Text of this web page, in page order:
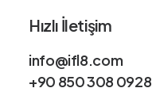
Hızlı İletişim
info@ifl8.com
+90 850 308 0928